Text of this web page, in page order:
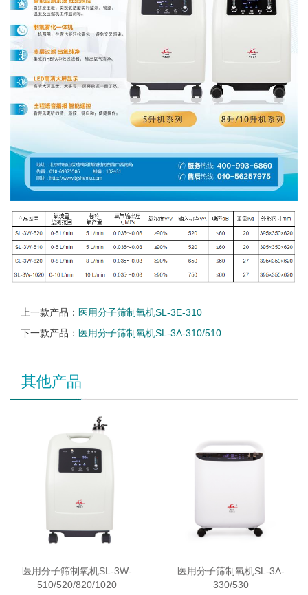
上一款产品： 医用分子筛制氧机SL-3E-310
下一款产品： 医用分子筛制氧机SL-3A-310/510
其他产品
医用分子筛制氧机SL-3W-
510/520/820/1020
医用分子筛制氧机SL-3A-
330/530